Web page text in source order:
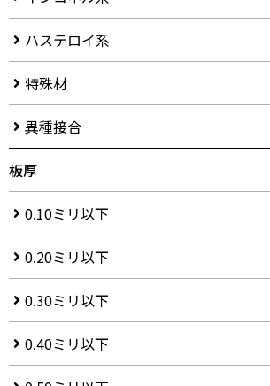
ハステロイ系
特殊材
異種接合
板厚
0.10ミリ以下
0.20ミリ以下
0.30ミリ以下
0.40ミリ以下